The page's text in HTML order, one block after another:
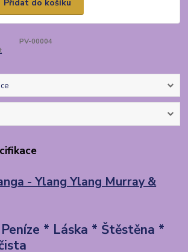
Přidat do košíku
PV-00004
- Ylang Ylang Murray &
* Láska * Štěstěna *